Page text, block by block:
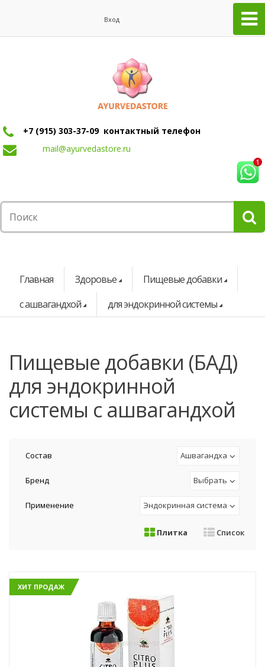
Вход
+7 (915) 303-37-09 контактный телефон
mail@ayurvedastore.ru
Главная Здоровье
Пищевые добавки
с ашвагандхой
для эндокринной системы
Пищевые добавки (БАД)
для эндокринной
системы с ашвагандхой
Состав Ашвагандха
Бренд Выбрать
Применение Эндокринная система
Плитка Список
ХИТ ПРОДАЖ